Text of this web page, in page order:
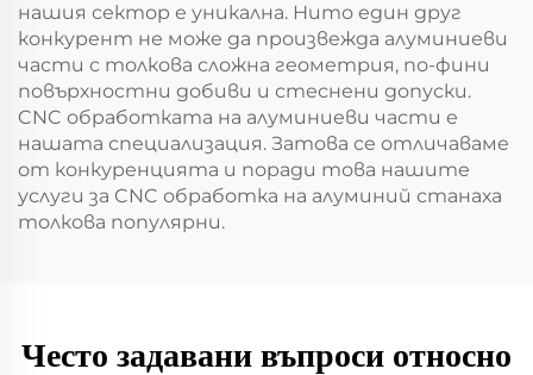
нашия сектор е уникална. Нито един друг
конкурент не може да произвежда алуминиеви
части с толкова сложна геометрия, по-фини
повърхностни добиви и стеснени допуски.
CNC обработката на алуминиеви части е
нашата специализация. Затова се отличаваме
от конкуренцията и поради това нашите
услуги за CNC обработка на алуминий станаха
толкова популярни.
Често задавани въпроси относно